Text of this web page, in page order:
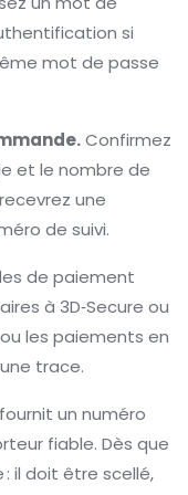
si
mot de passe
Confirmez
et le nombre de
une
de suivi.
de paiement
à 3D‑Secure ou
les paiements en
trace.
un numéro
fiable. Dès que
: il doit être scellé,